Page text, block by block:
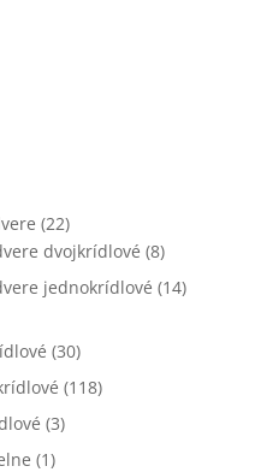
(22)
dvojkrídlové (8)
jednokrídlové (14)
(30)
(118)
(3)
(1)
a správania
počas návštevy
zvyšujete šancu
kvalitnejšie
prispôsobeného
obsahu a